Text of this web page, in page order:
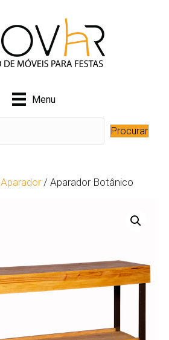
Menu
Procurar
Aparador/ Aparador Botânico